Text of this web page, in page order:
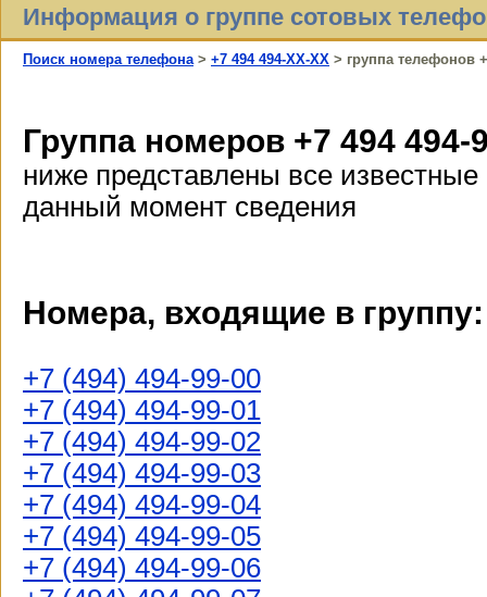
Информация о группе сотовых
Поиск номера телефона > +7 494 494-XX-XX > группа телефонов
Группа номеров +7 494 494-
ниже представлены все известные
данный момент сведения
Номера, входящие в группу:
+7 (494) 494-99-00
+7 (494) 494-99-01
+7 (494) 494-99-02
+7 (494) 494-99-03
+7 (494) 494-99-04
+7 (494) 494-99-05
+7 (494) 494-99-06